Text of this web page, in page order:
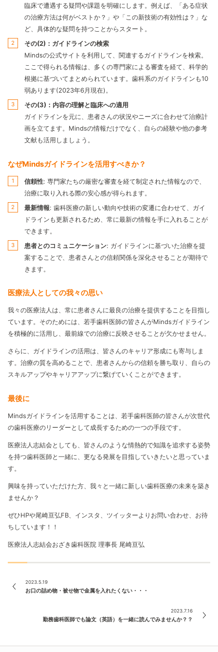
臨床で遭遇する疑問や課題を明確にします。例えば、「ある症状
の治療方法は何がベストか？」や「この新技術の有効性は？」な
ど、具体的な疑問を持つことからスタート。
その(2)：ガイドラインの検索
Mindsの公式サイトを利用して、関連するガイドラインを検索。
ここで得られる情報は、多くの専門家による審査を経て、科学的
根拠に基づいてまとめられています。歯科系のガイドラインも10
弱あります(2023年6月現在)。
その(3)：内容の理解と臨床への適用
ガイドラインを元に、患者さんの状況やニーズに合わせて治療計
画を立てます。Mindsの情報だけでなく、自らの経験や他の参考
文献も活用しましょう。
なぜMindsガイドラインを活用すべきか？
信頼性: 専門家たちの厳密な審査を経て制定された情報なので、
治療に取り入れる際の安心感が得られます。
最新情報: 歯科医療の新しい動向や技術の変遷に合わせて、ガイ
ドラインも更新されるため、常に最新の情報を手に入れることが
できます。
患者とのコミュニケーション: ガイドラインに基づいた治療を提
案することで、患者さんとの信頼関係を深化させることが期待で
きます。
医療法人としての我々の思い
我々の医療法人は、常に患者さんに最良の治療を提供することを目指し
ています。そのためには、若手歯科医師の皆さんがMindsガイドライン
を積極的に活用し、最前線での治療に反映させることが欠かせません。
さらに、ガイドラインの活用は、皆さんのキャリア形成にも寄与しま
す。治療の質を高めることで、患者さんからの信頼を勝ち取り、自らの
スキルアップやキャリアアップに繋げていくことができます。
最後に
Mindsガイドラインを活用することは、若手歯科医師の皆さんが次世代
の歯科医療のリーダーとして成長するための一つの手段です。
医療法人志結会としても、皆さんのような情熱的で知識を追求する姿勢
を持つ歯科医師と一緒に、更なる発展を目指していきたいと思っていま
す。
興味を持っていただけた方、我々と一緒に新しい歯科医療の未来を築き
ませんか？
ぜひHPや尾崎亘弘FB、インスタ、ツイッターよりお問い合わせ、お待
ちしています！！
医療法人志結会おざき歯科医院 理事長 尾崎亘弘
2023.5.19
お口の詰め物・被せ物で金属を入れたくない・・・
2023.7.16
勤務歯科医師でも論文（英語）を一緒に読んでみませんか？？